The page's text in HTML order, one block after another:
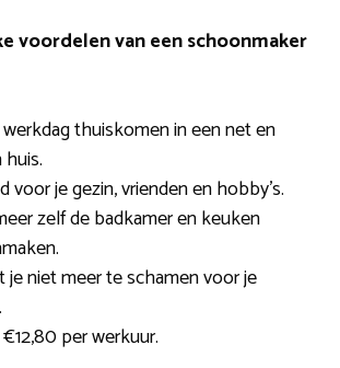
voordelen van een schoonmaker
thuiskomen in een net en
voor je gezin, vrienden en hobby’s.
zelf de badkamer en keuken
je niet meer te schamen voor je
per werkuur.